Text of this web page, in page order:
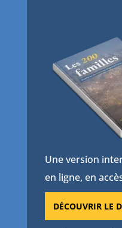
Une version
en ligne, en
DÉCOUVRIR LE